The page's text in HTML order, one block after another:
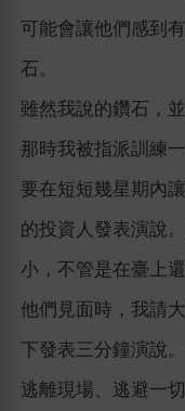
可能會讓他們感到
石。
雖然我說的鑽石，
那時我被指派訓練
要在短短幾星期內
的投資人發表演說
小，不管是在臺上
他們見面時，我請
下發表三分鐘演說
逃離現場、逃避一